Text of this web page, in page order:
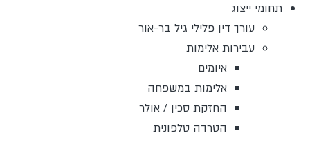
תחומי ייצוג
עורך דין פלילי גיל בר-אור
עבירות אלימות
איומים
אלימות במשפחה
החזקת סכין / אולר
הטרדה טלפונית